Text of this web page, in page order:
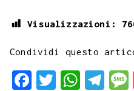
Visualizzazioni:
Condividi questo
F
T
W
T